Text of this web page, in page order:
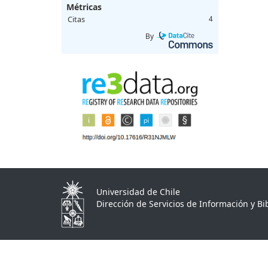
Métricas
Citas 4
By
Universidad de Chile
Dirección de Servicios de Información y